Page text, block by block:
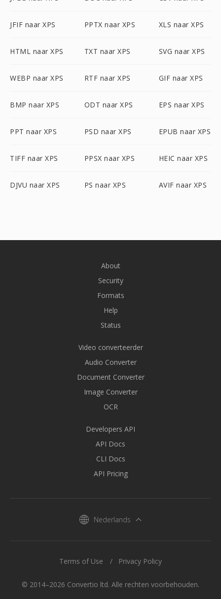
JFIF naar XPS PPTX naar XPS XLS naar XPS
HTML naar XPS TXT naar XPS SVG naar XPS
WEBP naar XPS RTF naar XPS GIF naar XPS
BMP naar XPS ODT naar XPS EPS naar XPS
PPT naar XPS PSD naar XPS EPUB naar XPS
TIFF naar XPS PPSX naar XPS HEIC naar XPS
DJVU naar XPS PS naar XPS AVIF naar XPS
About
Security
Formats
Help
Status
Video converteerder
Audio Converter
Document Converter
Image Converter
OCR
Developers API
API Docs
CLI Docs
API Pricing
Nederlands
© 2014–2026 Convertio ltd. Alle rechten voorbehouden.
Terms of Use Privacy Policy